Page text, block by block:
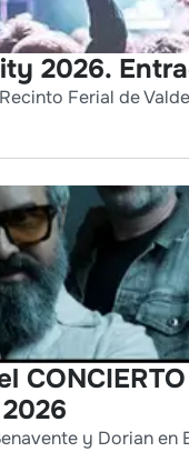
2026.
Ferial de
y Dorian